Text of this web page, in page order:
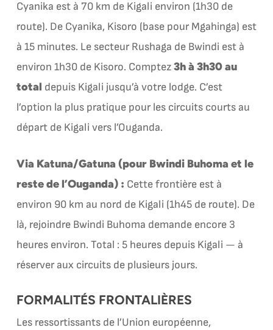
Cyanika est à 70 km de Kigali environ (1h30 de
route). De Cyanika, Kisoro (base pour Mgahinga) est
à 15 minutes. Le secteur Rushaga de Bwindi est à
environ 1h30 de Kisoro. Comptez3h à 3h30 au
total depuis Kigali jusqu’à votre lodge. C’est
l’option la plus pratique pour les circuits courts au
départ de Kigali vers l’Ouganda.
Via Katuna/Gatuna (pour Bwindi Buhoma et le
reste de l’Ouganda) : Cette frontière est à
environ 90 km au nord de Kigali (1h45 de route). De
là, rejoindre Bwindi Buhoma demande encore 3
heures environ. Total : 5 heures depuis Kigali — à
réserver aux circuits de plusieurs jours.
FORMALITÉS FRONTALIÈRES
Les ressortissants de l’Union européenne,